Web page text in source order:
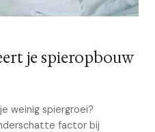
je spieropbouw
weinig spiergroei?
factor bij